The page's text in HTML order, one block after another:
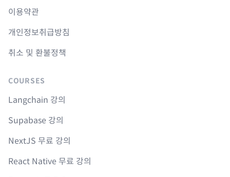
이용약관
개인정보취급방침
취소 및 환불정책
COURSES
Langchain 강의
Supabase 강의
NextJS 무료 강의
React Native 무료 강의